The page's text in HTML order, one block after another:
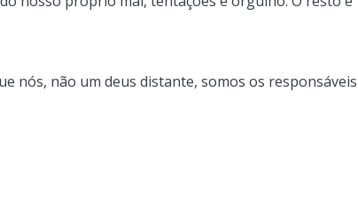
nós, não um deus distante, somos os responsáveis